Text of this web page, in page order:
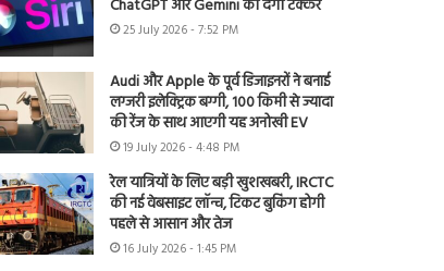
ChatGPT और Gemini को देगी टक्कर
25 July 2026 - 7:52 PM
Audi और Apple के पूर्व डिजाइनरों ने बनाई
लग्जरी इलेक्ट्रिक बग्गी, 100 किमी से ज्यादा
की रेंज के साथ आएगी यह अनोखी EV
19 July 2026 - 4:48 PM
रेल यात्रियों के लिए बड़ी खुशखबरी, IRCTC
की नई वेबसाइट लॉन्च, टिकट बुकिंग होगी
पहले से आसान और तेज
16 July 2026 - 1:45 PM